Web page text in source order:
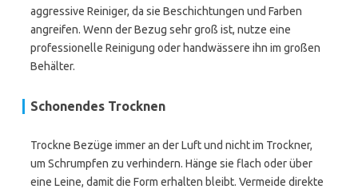
aggressive Reiniger, da sie Beschichtungen und Farben
angreifen. Wenn der Bezug sehr groß ist, nutze eine
professionelle Reinigung oder handwässere ihn im großen
Behälter.
Schonendes Trocknen
Trockne Bezüge immer an der Luft und nicht im Trockner,
um Schrumpfen zu verhindern. Hänge sie flach oder über
eine Leine, damit die Form erhalten bleibt. Vermeide direkte